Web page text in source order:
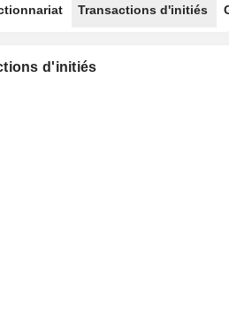
Transactions d'initiés
d'initiés